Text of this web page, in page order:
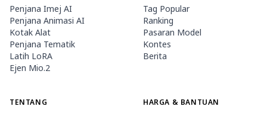
Penjana Imej AI
Penjana Animasi AI
Kotak Alat
Penjana Tematik
Latih LoRA
Ejen Mio.2
Tag Popular
Ranking
Pasaran Model
Kontes
Berita
TENTANG HARGA & BANTUAN